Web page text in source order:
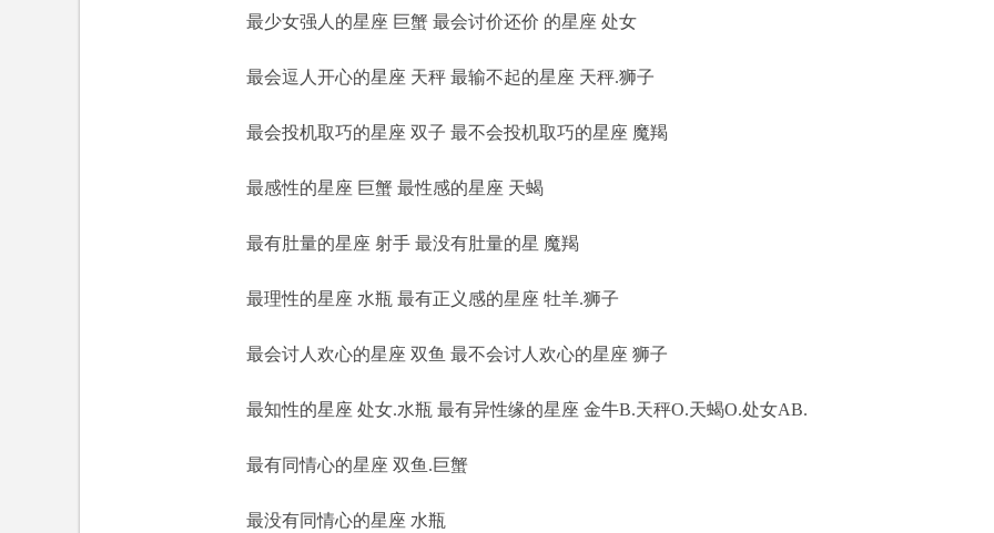
最少女强人的星座 巨蟹 最会讨价还价 的星座 处女
最会逗人开心的星座 天秤 最输不起的星座 天秤.狮子
最会投机取巧的星座 双子 最不会投机取巧的星座 魔羯
最感性的星座 巨蟹 最性感的星座 天蝎
最有肚量的星座 射手 最没有肚量的星 魔羯
最理性的星座 水瓶 最有正义感的星座 牡羊.狮子
最会讨人欢心的星座 双鱼 最不会讨人欢心的星座 狮子
最知性的星座 处女.水瓶 最有异性缘的星座 金牛B.天秤O.天蝎O.处女AB.
最有同情心的星座 双鱼.巨蟹
最没有同情心的星座 水瓶